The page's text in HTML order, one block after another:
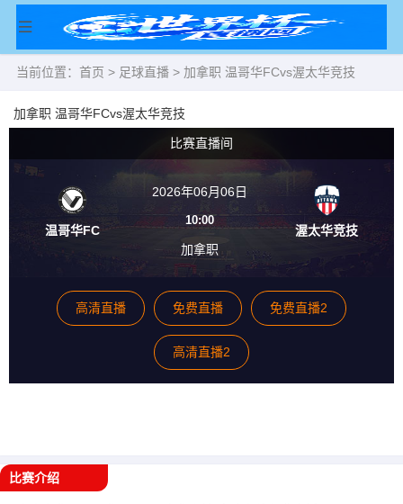
当前位置： 首页 > 足球直播 > 加拿职 温哥华FCvs渥太华竞技
加拿职 温哥华FCvs渥太华竞技
比赛直播间
温哥华FC
2026年06月06日
10:00
加拿职
渥太华竞技
高清直播 免费直播 免费直播2
高清直播2
比赛介绍